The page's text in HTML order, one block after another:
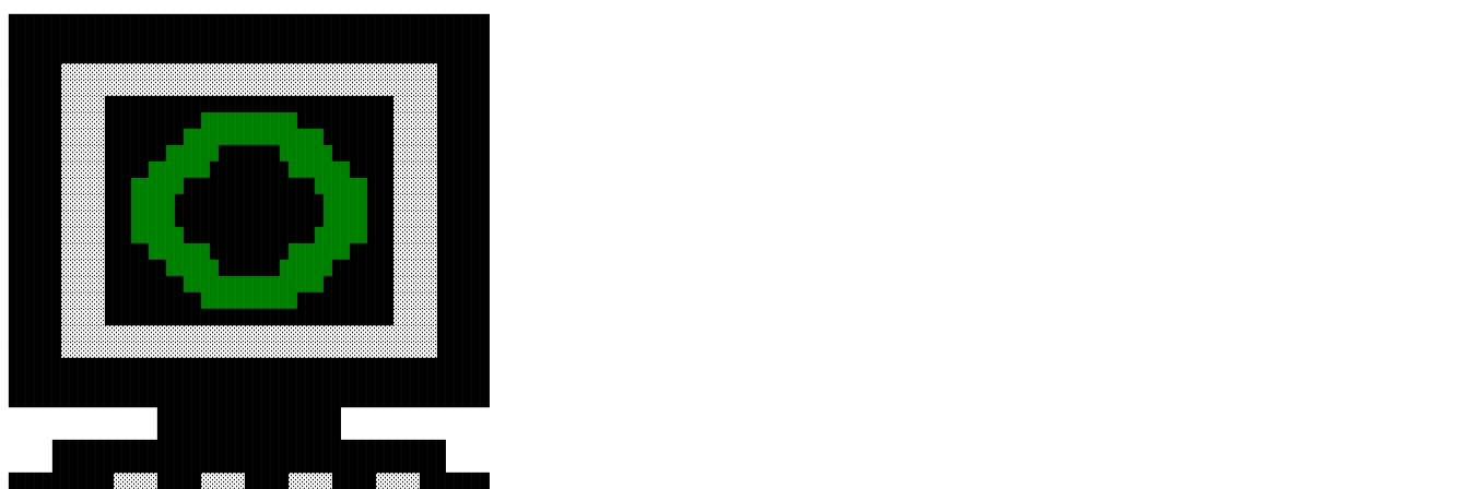
██████░░░░░░░░░░░░░░░░░░░░░░░░░░░░░░░░░░░░░░░░░░░██████
██████░░░░░░░░░░░░░░░░░░░░░░░░░░░░░░░░░░░░░░░░░░░██████
██████░░░░░█████████████████████████████████░░░░░██████
██████░░░░░███████████
███████████░░░░░██████
██████░░░░░█████████
████████░░░░░██████
██████░░░░░███████
███████░░░░░██████
██████░░░░░█████
█████░░░░░██████
██████░░░░░███
███░░░░░██████
██████░░░░░███
███░░░░░██████
██████░░░░░███
███░░░░░██████
██████░░░░░███
███░░░░░██████
██████░░░░░█████
█████░░░░░██████
██████░░░░░███████
███████░░░░░██████
██████░░░░░█████████
████████░░░░░██████
██████░░░░░███████████
███████████░░░░░██████
██████░░░░░█████████████████████████████████░░░░░██████
██████░░░░░░░░░░░░░░░░░░░░░░░░░░░░░░░░░░░░░░░░░░░██████
██████░░░░░░░░░░░░░░░░░░░░░░░░░░░░░░░░░░░░░░░░░░░██████
████████████░░░░░█████░░░░░█████░░░░░█████░░░░░████████